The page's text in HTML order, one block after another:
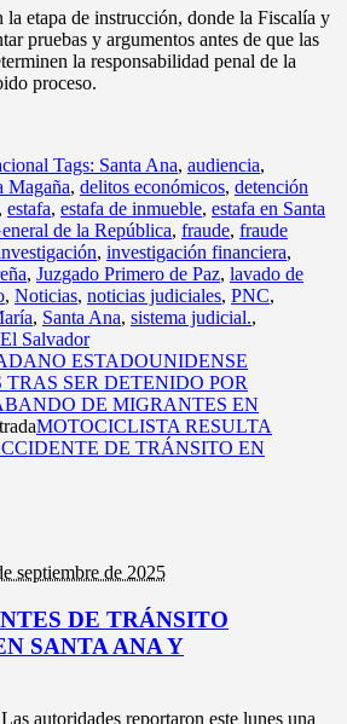
la etapa de instrucción, donde la Fiscalía y
pruebas y argumentos antes de que las
la responsabilidad penal de la
proceso.
Tags: Santa Ana, audiencia,
Magaña, delitos económicos, detención
estafa, estafa de inmueble, estafa en Santa
de la República, fraude, fraude
, investigación financiera,
, Juzgado Primero de Paz, lavado de
, Noticias, noticias judiciales, PNC,
, Santa Ana, sistema judicial.,
Salvador
ESTADOUNIDENSE
SER DETENIDO POR
DE MIGRANTES EN
MOTOCICLISTA RESULTA
DE TRÁNSITO EN
septiembre de 2025
DE TRÁNSITO
SANTA ANA Y
autoridades reportaron este lunes una